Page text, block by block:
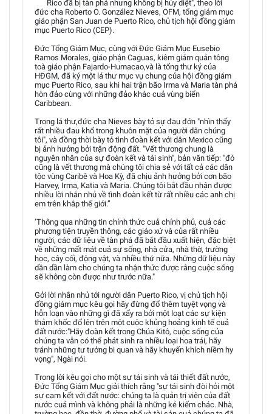
Rico đã bị tàn phá nhưng không bị hủy diệt", theo lời
đức cha Roberto O. González Nieves, OFM, tổng giám mục
giáo phận San Juan de Puerto Rico, chủ tịch hội đồng giám
mục Puerto Rico (CEP).
Đức Tổng Giám Mục, cùng với Đức Giám Mục Eusebio
Ramos Morales, giáo phận Caguas, kiêm giám quản tông
toà giáo phận Fajardo-Humacao,và là tổng thư ký của
HĐGM, đã ký một lá thư mục vụ chung của hội đồng giám
mục Puerto Rico, sau khi hai trận bão Irma và Maria tàn phá
hòn đảo cùng với những đảo khác cuả vùng biển
Caribbean.
Trong lá thư,đức cha Nieves bày tỏ sự đau đớn "nhìn thấy
rất nhiều đau khổ trong khuôn mặt của người dân chúng
tôi", và đồng thời bày tỏ tình đoàn kết với dân Mexico cũng
bị ảnh hưởng bởi trận động đất. "Vết thương chung là
nguyên nhân của sự đoàn kết và tái sinh", bản văn tiếp: "đó
cũng là vết thương mà chúng tôi chia sẻ với tất cả các dân
tộc vùng Caribê và Hoa Kỳ, đã chịu ảnh hưởng bởi cơn bão
Harvey, Irma, Katia và Maria. Chúng tôi bắt đầu nhận được
nhiều lời nhắn nhủ về tình đoàn kết từ rất nhiều các anh chị
em trên khắp thế giới.”
‘Thông qua những tin chính thức cuả chính phủ, cuả các
phương tiện truyền thông, các giáo xứ và của rất nhiều
người, các dữ liệu về tàn phá đã bắt đầu xuất hiện, đặc biệt
về những mất mát cuả sự sống, nhà cửa, nhà thờ, trường
học, cây cối, động vật, và nhiều thứ nữa. Những dữ liệu này
dần dần làm cho chúng ta nhận thức được rằng cuộc sống
sẽ không còn được như trước nữa."
Gởi lời nhắn nhủ tới người dân Puerto Rico, vị chủ tịch hội
đồng giám mục kêu gọi hãy đừng đổ thêm tuyệt vọng và
hỗn loạn vào những gì đã xẩy ra bởi một loạt các sự kiện
thảm khốc đổ lên trên một cuộc khủng hoảng kinh tế cuả
đất nước:"Hãy đoàn kết trong Chúa Kitô, cuộc sống của
chúng ta vẫn có thể phát sinh ra nhiều loại hoa trái, hãy
tránh những tư tưởng bi quan và hãy khuyến khích niềm hy
vọng", Ngài nói.
Trong lời kêu gọi cho một sự tái sinh và tái thiết đất nước,
Đức Tổng Giám Mục giải thích rằng "sự tái sinh đòi hỏi một
sự cam kết với đất nước: chúng ta là quản trị viên của đất
nước cuả mình và không phải là những kẻ kiếm chác. Nhà,